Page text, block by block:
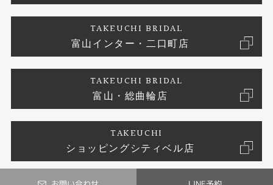
TAKEUCHI BRIDAL
富山インター・二口町店
TAKEUCHI BRIDAL
富山・総曲輪店
TAKEUCHI
ショッピングシティベル店